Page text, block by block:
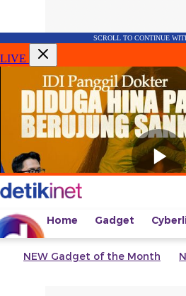
SCROLL TO CONTINUE
LIVE
Home Gadget
NEW Gadget of the Month